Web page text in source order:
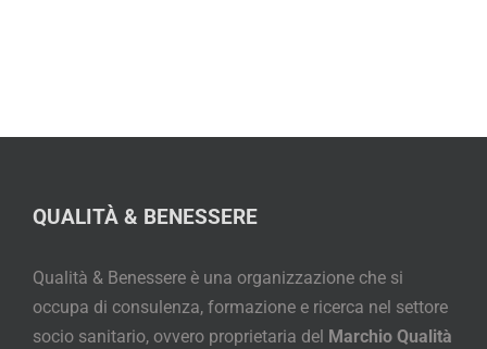
QUALITÀ & BENESSERE
Qualità & Benessere è una organizzazione che si
occupa di consulenza, formazione e ricerca nel settore
socio sanitario, ovvero proprietaria del Marchio Qualità